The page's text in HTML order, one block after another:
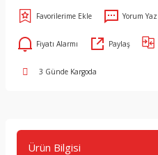
Yorum Yaz
Fiyatı Alarmı Paylaş
3 Günde Kargoda
Ürün Bilgisi